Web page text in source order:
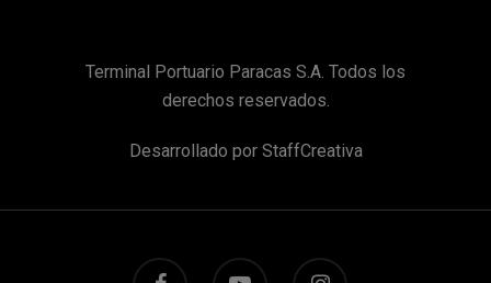
Terminal Portuario Paracas S.A. Todos los
derechos reservados.
Desarrollado por StaffCreativa